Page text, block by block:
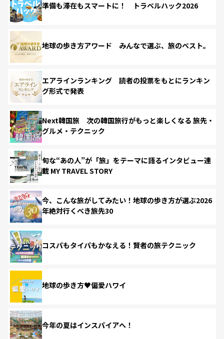
準備も滞在もスマートに！ トラベルハック2026
地球の歩き方アワード みんなで選ぶ、旅のベスト。
エアラインランキング 読者の投票をもとにランキン
グ形式で発表
Next韓国旅 次の韓国旅行がもっと楽しくなる 旅先・
グルメ・テクニック
旬な“あの人”が「旅」をテーマに語るインタビュー連
載 MY TRAVEL STORY
今、こんな旅がしてみたい！地球の歩き方が選ぶ2026
年絶対行くべき旅先30
コスパもタイパもかなえる！賢者の旅テクニック
地球の歩き方♥偏愛ハワイ
今年の夏はインスパイアへ！